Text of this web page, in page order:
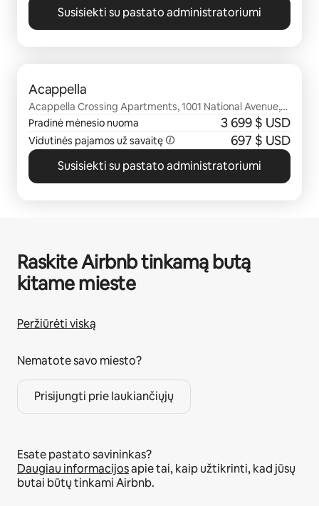
Susisiekti su pastato administratoriumi
Acappella
Acappella Crossing Apartments, 1001 National Avenue,
San Bruno, CA
Pradinė mėnesio nuoma 3 699 $ USD
Vidutinės pajamos už savaitę 697 $ USD
Susisiekti su pastato administratoriumi
Raskite Airbnb tinkamą butą
kitame mieste
Peržiūrėti viską
Nematote savo miesto?
Prisijungti prie laukiančiųjų
Esate pastato savininkas?
Daugiau informacijosapie tai, kaip užtikrinti, kad jūsų
butai būtų tinkami Airbnb.